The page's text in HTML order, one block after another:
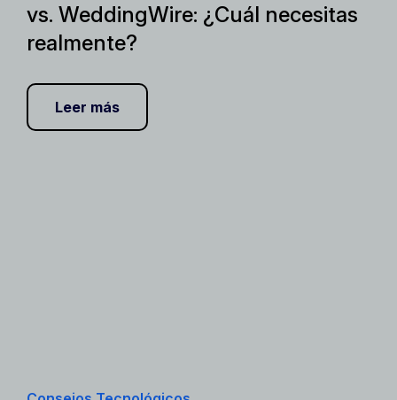
vs. WeddingWire: ¿Cuál necesitas
realmente?
Leer más